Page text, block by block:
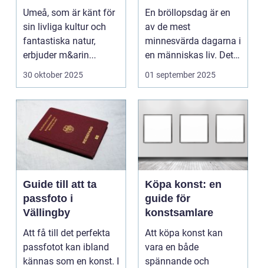
Umeå, som är känt för
sin livliga kultur och
fantastiska natur,
erbjuder m&arin...
30 oktober 2025
bröllopsberättelse
En bröllopsdag är en
av de mest
minnesvärda dagarna i
en människas liv. Det
&aum...
01 september 2025
Guide till att ta
passfoto i
Vällingby
Att få till det perfekta
passfotot kan ibland
kännas som en konst. I
Köpa konst: en
guide för
konstsamlare
Att köpa konst kan
vara en både
spännande och